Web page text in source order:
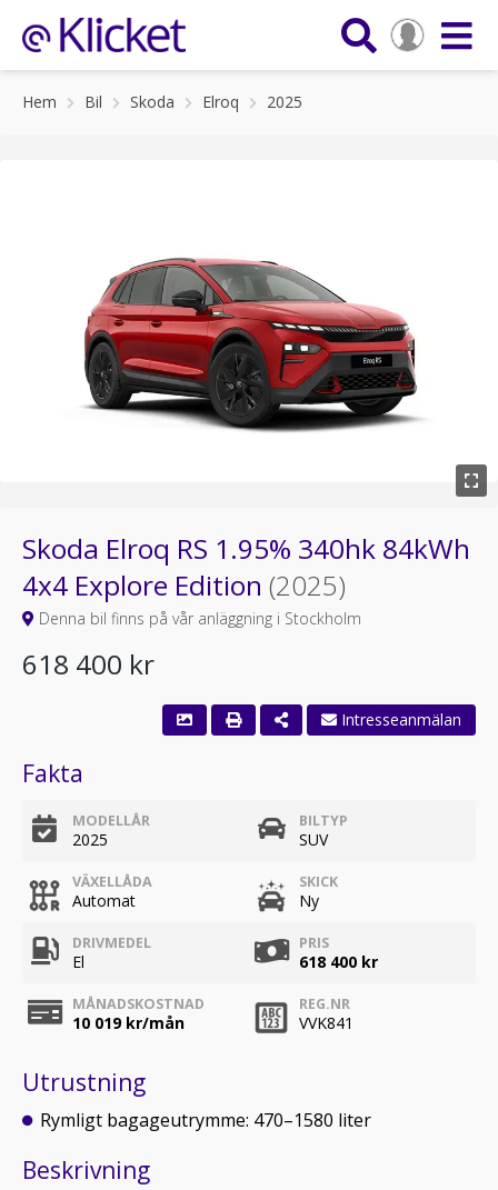
Hem Bil Skoda Elroq 2025
Skoda Elroq RS 1.95% 340hk 84kWh
4x4 Explore Edition (2025)
Denna bil finns på vår anläggning i Stockholm
618 400 kr
Fakta
MODELLÅR
2025
BILTYP
SUV
VÄXELLÅDA
Automat
SKICK
Ny
DRIVMEDEL
El
PRIS
618 400 kr
MÅNADSKOSTNAD
10 019kr/mån
REG.NR
VVK841
Utrustning
Rymligt bagageutrymme: 470–1580 liter
Beskrivning